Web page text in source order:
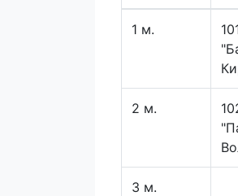
1 м.
2 м.
3 м.